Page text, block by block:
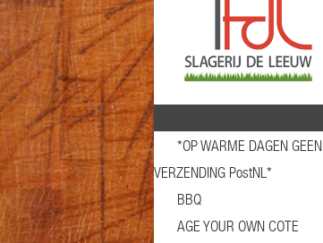
*OP WARME DAGEN GEEN
VERZENDING PostNL*
BBQ
AGE YOUR OWN COTE